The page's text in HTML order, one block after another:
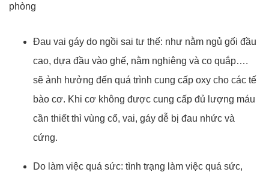
phòng
Đau vai gáy do ngồi sai tư thế: như nằm ngủ gối đầu
cao, dựa đầu vào ghế, nằm nghiêng và co quắp….
sẽ ảnh hưởng đến quá trình cung cấp oxy cho các tế
bào cơ. Khi cơ không được cung cấp đủ lượng máu
cần thiết thì vùng cổ, vai, gáy dễ bị đau nhức và
cứng.
Do làm việc quá sức: tình trạng làm việc quá sức,